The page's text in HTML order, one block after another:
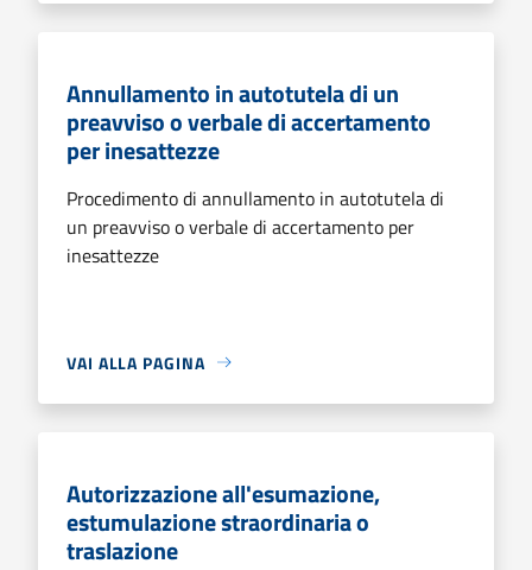
Annullamento in autotutela di un
preavviso o verbale di accertamento
per inesattezze
Procedimento di annullamento in autotutela di
un preavviso o verbale di accertamento per
inesattezze
VAI ALLA PAGINA
Autorizzazione all'esumazione,
estumulazione straordinaria o
traslazione